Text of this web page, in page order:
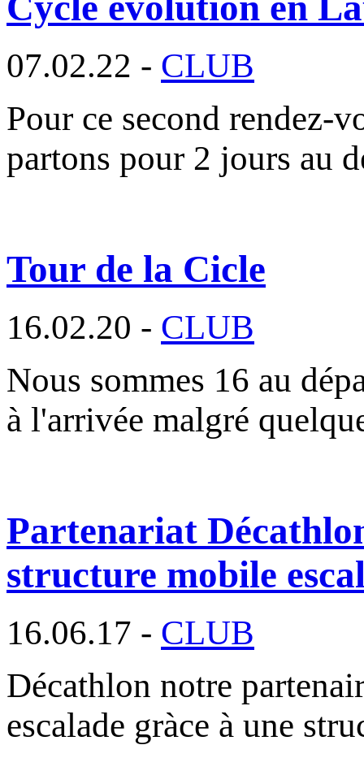
07.02.22 - CLUB
Pour ce second rendez-
partons pour 2 jours au
Tour de la Cicle
16.02.20 - CLUB
Nous sommes 16 au
à l'arrivée malgré
Partenariat
structure mobile
16.06.17 - CLUB
Décathlon notre
escalade gràce à une